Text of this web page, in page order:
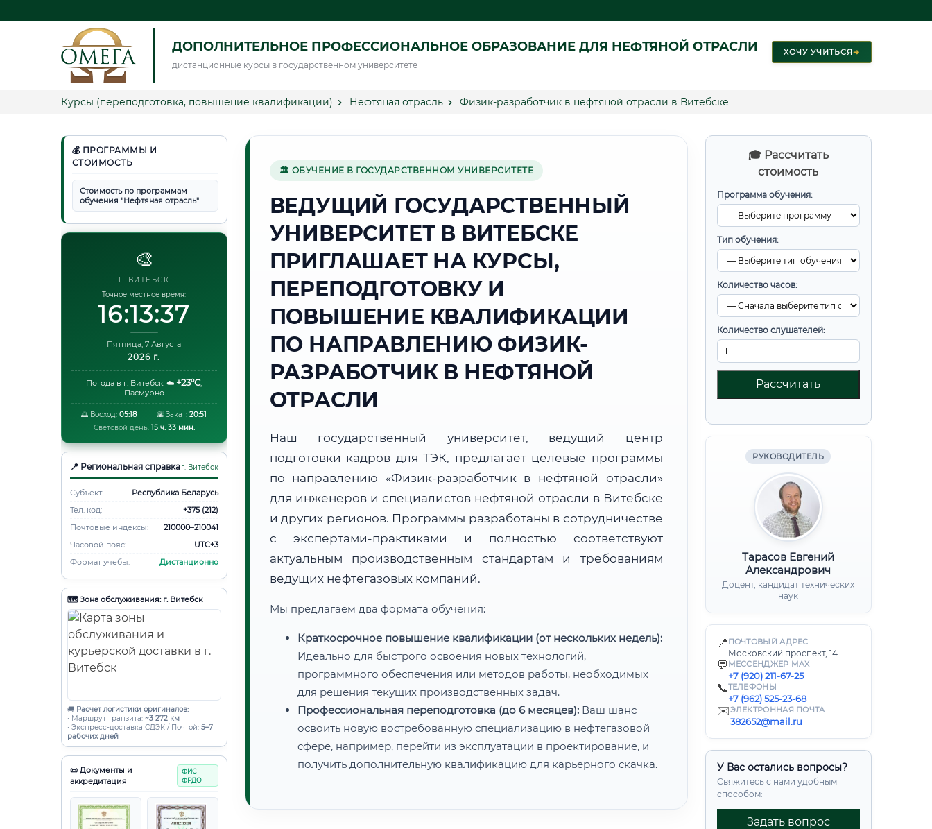
ДОПОЛНИТЕЛЬНОЕ ПРОФЕССИОНАЛЬНОЕ ОБРАЗОВАНИЕ ДЛЯ НЕФТЯНОЙ ОТРАСЛИ
дистанционные курсы в государственном университете
ХОЧУ УЧИТЬСЯ➜
Курсы (переподготовка, повышение квалификации) Нефтяная отрасль Физик-разработчик в нефтяной отрасли в Витебске
💰 ПРОГРАММЫ И
СТОИМОСТЬ
Стоимость по программам
обучения "Нефтяная отрасль"
🎨
Г. ВИТЕБСК
Точное местное время:
16:13:38
Пятница, 7 Августа
2026 г.
Погода в г. Витебск: ☁️ +23°C,
Пасмурно
🌅 Восход: 05:18 🌇 Закат: 20:51
Световой день: 15 ч. 33 мин.
📍 Региональная справкаг. Витебск
Субъект:
Республика Беларусь
Тел. код:
+375 (212)
Почтовые индексы:
210000–210041
Часовой пояс:
UTC+3
Формат учебы:
Дистанционно
🗺️ Зона обслуживания: г. Витебск
🚚 Расчет логистики оригиналов:
• Маршрут транзита: ~3 272 км
• Экспресс-доставка СДЭК / Почтой: 5–7
рабочих дней
📜 Документы и
аккредитация
ФИС
ФРДО
🎓 Рассчитать
стоимость
Программа обучения:
Тип обучения:
Количество часов:
Количество слушателей:
Рассчитать
РУКОВОДИТЕЛЬ
Тарасов Евгений
Александрович
Доцент, кандидат технических
наук
📍 ПОЧТОВЫЙ АДРЕС
Московский проспект, 14
💬 МЕССЕНДЖЕР MAX
+7 (920) 211-67-25
📞ТЕЛЕФОНЫ
+7 (962) 525-23-68
✉️ЭЛЕКТРОННАЯ ПОЧТА
382652@mail.ru
У Вас остались вопросы?
Свяжитесь с нами удобным
способом:
Задать вопрос
🏛 ОБУЧЕНИЕ В ГОСУДАРСТВЕННОМ УНИВЕРСИТЕТЕ
ВЕДУЩИЙ ГОСУДАРСТВЕННЫЙ
УНИВЕРСИТЕТ В ВИТЕБСКЕ
ПРИГЛАШАЕТ НА КУРСЫ,
ПЕРЕПОДГОТОВКУ И
ПОВЫШЕНИЕ КВАЛИФИКАЦИИ
ПО НАПРАВЛЕНИЮ ФИЗИК-
РАЗРАБОТЧИК В НЕФТЯНОЙ
ОТРАСЛИ
Наш государственный университет, ведущий центр
подготовки кадров для ТЭК, предлагает целевые программы
по направлению «Физик-разработчик в нефтяной отрасли»
для инженеров и специалистов нефтяной отрасли в Витебске
и других регионов. Программы разработаны в сотрудничестве
с экспертами-практиками и полностью соответствуют
актуальным производственным стандартам и требованиям
ведущих нефтегазовых компаний.
Мы предлагаем два формата обучения:
Краткосрочное повышение квалификации (от нескольких недель):
Идеально для быстрого освоения новых технологий,
программного обеспечения или методов работы, необходимых
для решения текущих производственных задач.
Профессиональная переподготовка (до 6 месяцев):Ваш шанс
освоить новую востребованную специализацию в нефтегазовой
сфере, например, перейти из эксплуатации в проектирование, и
получить дополнительную квалификацию для карьерного скачка.